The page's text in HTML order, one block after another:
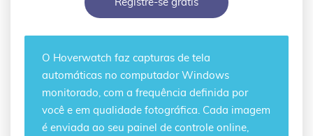
Registre-se grátis
O Hoverwatch faz capturas de tela
automáticas no computador Windows
monitorado, com a frequência definida por
você e em qualidade fotográfica. Cada imagem
é enviada ao seu painel de controle online,